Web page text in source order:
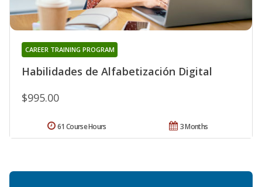
Habilidades de Alfabetización Digital
CAREER TRAINING PROGRAM
$995.00
3 Months
61 Course Hours